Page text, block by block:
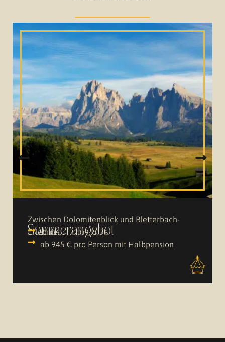
Zwischen Dolomitenblick und Bletterbach-
Erlebnis
Sommerangebot
21.06. – 22.09.2026
ab 945 € pro Person mit Halbpension